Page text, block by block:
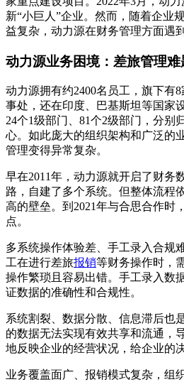
新“小巨人”企业。然而，随着企业
益复杂，动力源在财务管理方面遇
动力源业务困境：差旅管理难
动力源拥有约2400名员工，旗下有
事处，还在印度、巴基斯坦等国家
24个1级部门、81个2级部门，分别
心。如此庞大的组织架构和广泛的
管理变得异常复杂。
早在2011年，动力源就开启了财务
路，自建了多个系统。但整体流程
高的壁垒。到2021年与合思合作时
点。
多系统操作体验差、手工录入合规
工在进行差旅报销等财务操作时，
操作繁琐且容易出错。手工录入数
证数据的准确性和合规性。
系统割裂、数据分散、信息滞后也
的数据无法实现有效共享和流通，
地反映企业的经营状况，给企业的
业务覆盖面广、报销模式复杂，组